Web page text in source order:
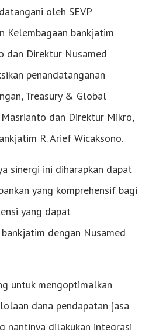
oleh SEVP
Kelembagaan bankjatim
dan Direktur Nusamed
penandatanganan
Treasury & Global
dan Direktur Mikro,
R. Arief Wicaksono.
sinergi ini diharapkan dapat
yang komprehensif bagi
yang dapat
dengan Nusamed
untuk mengoptimalkan
dana pendapatan jasa
nantinya dilakukan integrasi